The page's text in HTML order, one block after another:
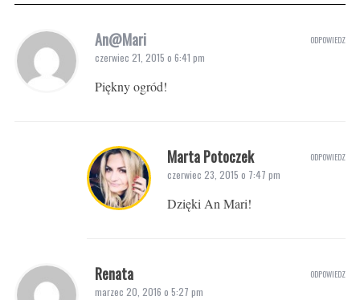
An@Mari
czerwiec 21, 2015 o 6:41 pm
Piękny ogród!
ODPOWIEDZ
Marta Potoczek
czerwiec 23, 2015 o 7:47 pm
Dzięki An Mari!
ODPOWIEDZ
Renata
marzec 20, 2016 o 5:27 pm
ODPOWIEDZ